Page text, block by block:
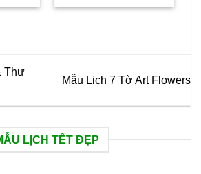
Thư
Mẫu Lịch 7 Tờ Art Flowers
LỊCH TẾT ĐẸP